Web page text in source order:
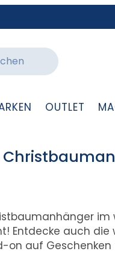
OUTLET
Entdecke auch
on auf Geschenken